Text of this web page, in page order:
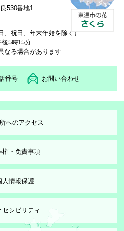
530番地1
、祝日、年末年始を除く）
後5時15分
なる場合があります
番号 お問い合わせ
へのアクセス
権・免責事項
人情報保護
セシビリティ